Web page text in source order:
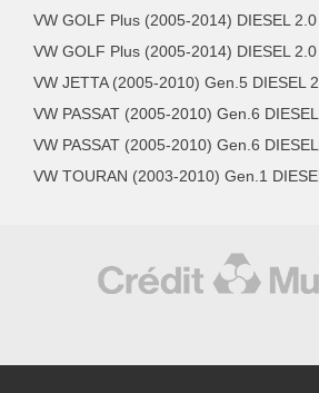
VW GOLF Plus (2005-2014) DIESEL
VW GOLF Plus (2005-2014) DIESEL
VW JETTA (2005-2010) Gen.5 DIESEL
VW PASSAT (2005-2010) Gen.6
VW PASSAT (2005-2010) Gen.6
VW TOURAN (2003-2010) Gen.1